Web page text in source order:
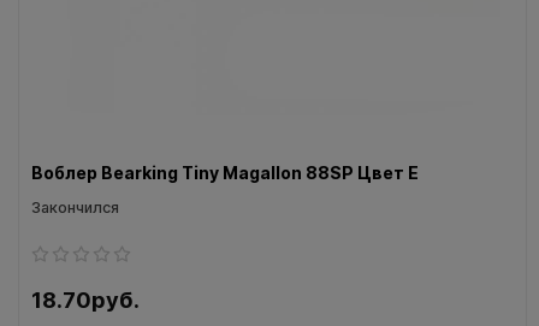
Воблер Bearking Tiny Magallon 88SP Цвет E
Закончился
18.70руб.